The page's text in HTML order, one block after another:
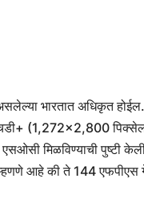
भारतात अधिकृत
(1,272×2,800
मिळविण्याची पुष्टी
आहे की ते 144 एफपीएस